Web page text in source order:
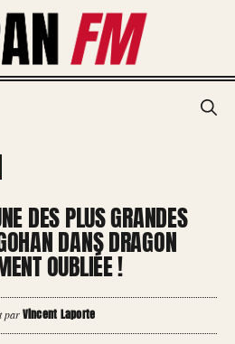
DES PLUS GRANDES
DANS DRAGON
OUBLIÉE !
parVincent Laporte